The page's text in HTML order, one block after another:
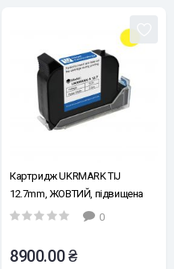
Картридж UKRMARK TIJ
12.7mm, ЖОВТИЙ, підвищена
адгезія, швидкосохнучий
0
8900.00 ₴